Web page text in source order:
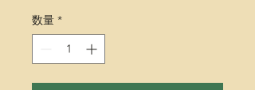
数量 *